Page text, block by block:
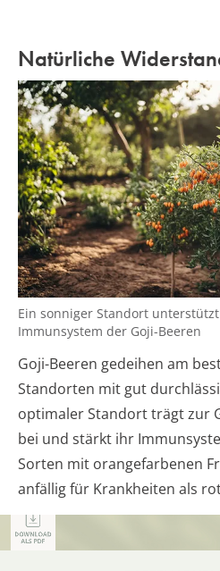
Natürliche
Ein sonniger Standort
Immunsystem der Goji-Beeren
Goji-Beeren gedeihen am
Standorten mit gut
optimaler Standort trägt zur
bei und stärkt ihr
Sorten mit orangefarbenen
anfällig für Krankheiten als